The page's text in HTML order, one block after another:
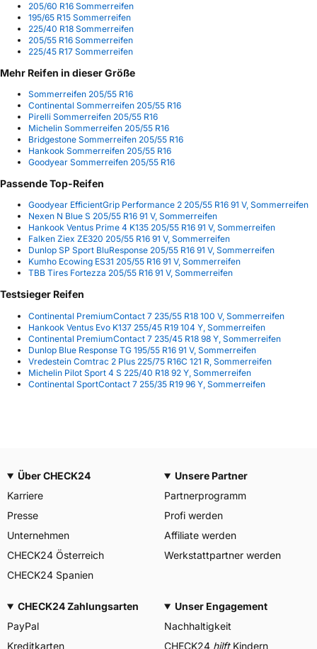
205/60 R16 Sommerreifen
195/65 R15 Sommerreifen
225/40 R18 Sommerreifen
205/55 R16 Sommerreifen
225/45 R17 Sommerreifen
Mehr Reifen in dieser Größe
Sommerreifen 205/55 R16
Continental Sommerreifen 205/55 R16
Pirelli Sommerreifen 205/55 R16
Michelin Sommerreifen 205/55 R16
Bridgestone Sommerreifen 205/55 R16
Hankook Sommerreifen 205/55 R16
Goodyear Sommerreifen 205/55 R16
Passende Top-Reifen
Goodyear EfficientGrip Performance 2 205/55 R16 91 V, Sommerreifen
Nexen N Blue S 205/55 R16 91 V, Sommerreifen
Hankook Ventus Prime 4 K135 205/55 R16 91 V, Sommerreifen
Falken Ziex ZE320 205/55 R16 91 V, Sommerreifen
Dunlop SP Sport BluResponse 205/55 R16 91 V, Sommerreifen
Kumho Ecowing ES31 205/55 R16 91 V, Sommerreifen
TBB Tires Fortezza 205/55 R16 91 V, Sommerreifen
Testsieger Reifen
Continental PremiumContact 7 235/55 R18 100 V, Sommerreifen
Hankook Ventus Evo K137 255/45 R19 104 Y, Sommerreifen
Continental PremiumContact 7 235/45 R18 98 Y, Sommerreifen
Dunlop Blue Response TG 195/55 R16 91 V, Sommerreifen
Vredestein Comtrac 2 Plus 225/75 R16C 121 R, Sommerreifen
Michelin Pilot Sport 4 S 225/40 R18 92 Y, Sommerreifen
Continental SportContact 7 255/35 R19 96 Y, Sommerreifen
Über CHECK24
Karriere
Presse
Unternehmen
CHECK24 Österreich
CHECK24 Spanien
Unsere Partner
Partnerprogramm
Profi werden
Affiliate werden
Werkstattpartner werden
CHECK24 Zahlungsarten
PayPal
Kreditkarten
Unser Engagement
Nachhaltigkeit
CHECK24 hilftKindern